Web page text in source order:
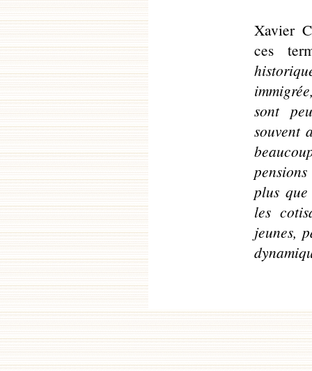
Xavier
ces
sont
souvent
plus
les
jeunes,